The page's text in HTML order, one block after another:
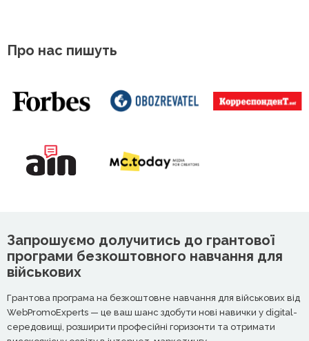
Про нас пишуть
Запрошуємо долучитись до грантової
програми безкоштовного навчання для
військових
Грантова програма на безкоштовне навчання для військових від
WebPromoExperts — це ваш шанс здобути нові навички у digital-
середовищі, розширити професійні горизонти та отримати